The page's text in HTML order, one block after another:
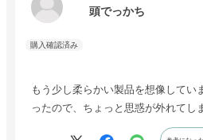
頭でっかち
もう少し柔らかい製品を想像してい
ったので、ちょっと思惑が外れてし